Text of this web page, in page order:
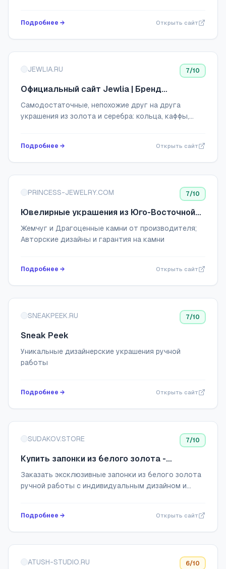
Подробнее → Открыть сайт
JEWLIA.RU 7/10
Официальный сайт Jewlia | Бренд
ювелирных изделий
Самодостаточные, непохожие друг на друга
украшения из золота и серебра: кольца, каффы,
Подробнее → Открыть сайт
PRINCESS-JEWELRY.COM 7/10
Ювелирные украшения из Юго-Восточной
Азии | Princess Jewelry
Жемчуг и Драгоценные камни от производителя;
Авторские дизайны и гарантия на камни
Подробнее → Открыть сайт
SNEAKPEEK.RU 7/10
Sneak Peek
Уникальные дизайнерские украшения ручной
работы
Подробнее → Открыть сайт
SUDAKOV.STORE 7/10
Купить запонки из белого золота -
Sudakov.store
Заказать эксклюзивные запонки из белого золота
ручной работы с индивидуальным дизайном и
Подробнее → Открыть сайт
ATUSH-STUDIO.RU 6/10